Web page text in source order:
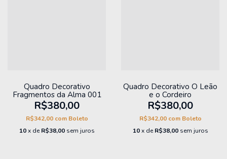
Quadro Decorativo
Fragmentos da Alma 001
R$380,00
R$342,00 com Boleto
10 x de R$38,00 sem juros
Quadro Decorativo O Leão
e o Cordeiro
R$380,00
R$342,00 com Boleto
10 x de R$38,00 sem juros